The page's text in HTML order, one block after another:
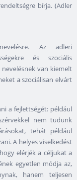
bírja. (Adler
Az adleri
és szociális
van kiemelt
a szociálisan elvárt
a fejlettségét: például
nem tudunk
tehát például
A helyes viselkedést
elérjék a céljukat a
egyetlen módja az,
hanem teljesen